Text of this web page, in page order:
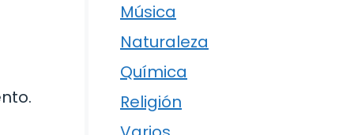
Música
Naturaleza
Química
Religión